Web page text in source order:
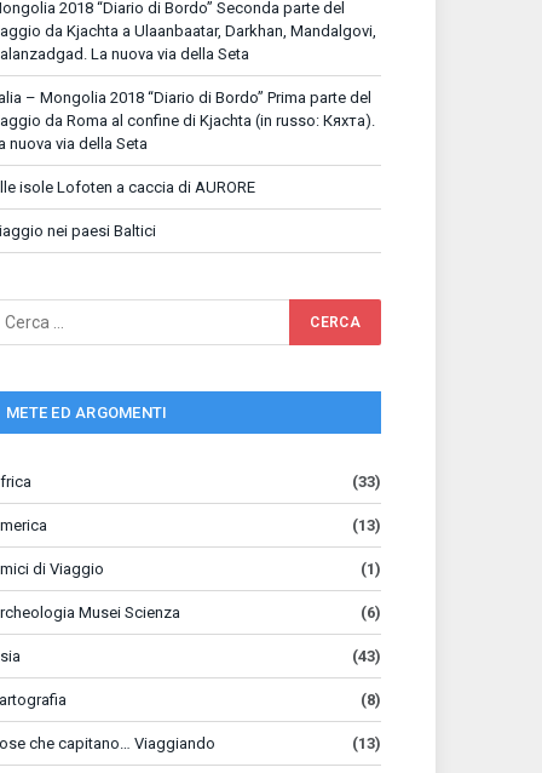
2018 “Diario di Bordo” Seconda parte del
da Kjachta a Ulaanbaatar, Darkhan, Mandalgovi,
La nuova via della Seta
– Mongolia 2018 “Diario di Bordo” Prima parte del
da Roma al confine di Kjachta (in russo: Кяхта).
nuova via della Seta
isole Lofoten a caccia di AURORE
nei paesi Baltici
METE ED ARGOMENTI
(33)
(13)
di Viaggio (1)
Musei Scienza (6)
(43)
(8)
che capitano… Viaggiando (13)